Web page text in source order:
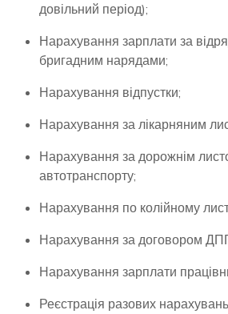
довільний період);
Нарахування зарплати за
бригадним нарядами;
Нарахування відпустки;
Нарахування за лікарняним
Нарахування за дорожнім
автотранспорту;
Нарахування по колійному
Нарахування за договором
Нарахування зарплати
Реєстрація разових